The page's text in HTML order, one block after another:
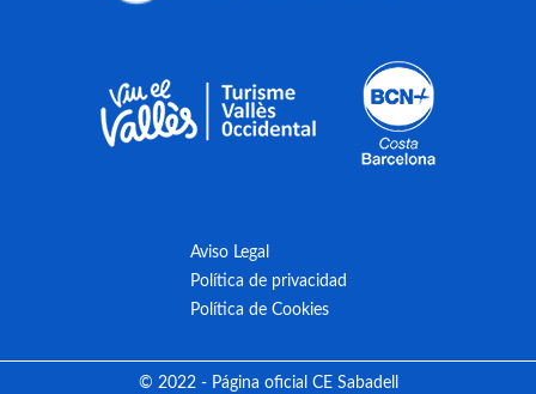
Aviso Legal
Política de privacidad
Política de Cookies
© 2022 - Página oficial CE Sabadell